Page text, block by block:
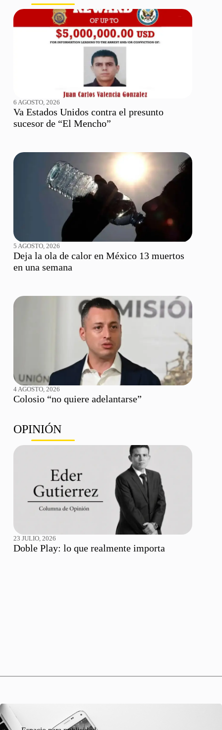
6 AGOSTO, 2026
Va Estados Unidos contra el presunto
sucesor de “El Mencho”
5 AGOSTO, 2026
Deja la ola de calor en México 13 muertos
en una semana
4 AGOSTO, 2026
Colosio “no quiere adelantarse”
OPINIÓN
23 JULIO, 2026
Doble Play: lo que realmente importa